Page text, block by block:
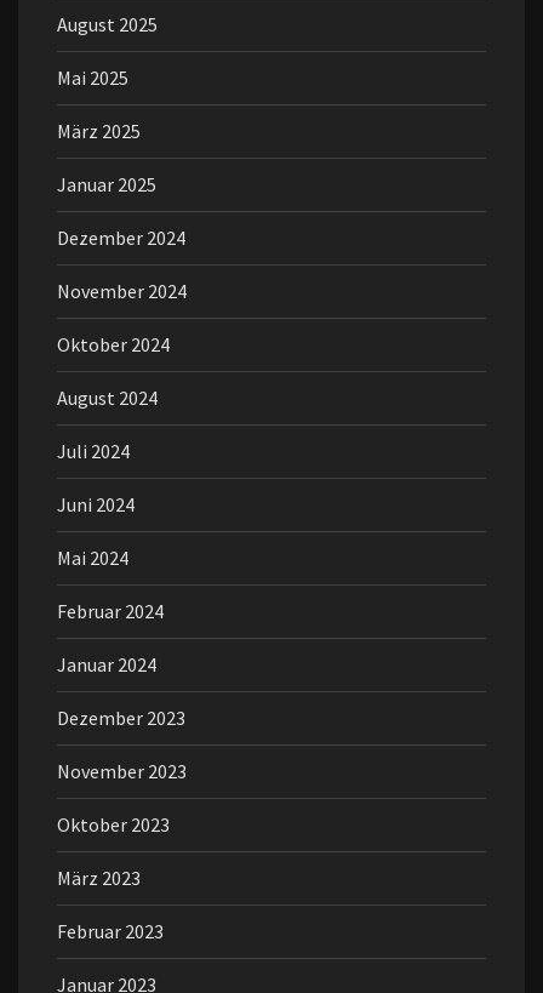
August 2025
Mai 2025
März 2025
Januar 2025
Dezember 2024
November 2024
Oktober 2024
August 2024
Juli 2024
Juni 2024
Mai 2024
Februar 2024
Januar 2024
Dezember 2023
November 2023
Oktober 2023
März 2023
Februar 2023
Januar 2023